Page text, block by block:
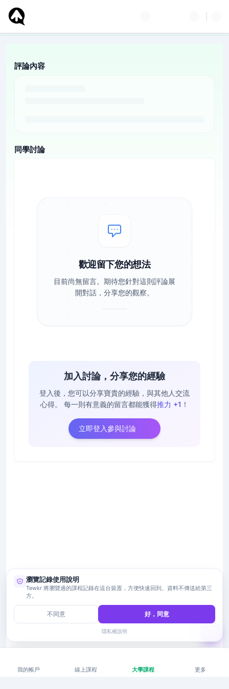
評論內容
同學討論
歡迎留下您的想法
目前尚無留言。期待您針對這則評論展
開對話，分享您的觀察。
加入討論，分享您的經驗
登入後，您可以分享寶貴的經驗，與其他人交流
心得。
每一則有意義的留言都能獲得推力 +1 ！
立即登入參與討論
我的帳戶 線上課程 大學課程 更多
瀏覽記錄使用說明
Tewkr 將瀏覽過的課程記錄在這台裝置，方便快速回到。資料不傳送給第三
方。
不同意 好，同意
隱私權說明